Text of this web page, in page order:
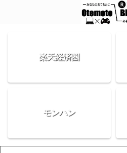
楽天経済圏
モンハン